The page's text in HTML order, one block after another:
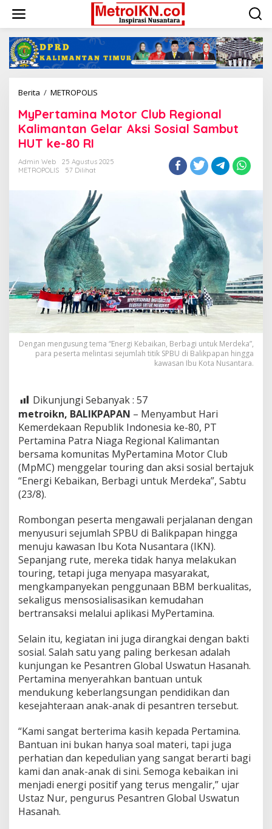
konten
Berita / METROPOLIS
Club
Regional
Kalimantan
Aksi
ke-
RI
MyPertamina Motor Club Regional
Kalimantan Gelar Aksi Sosial Sambut
HUT ke-80 RI
Admin Web
25 Agustus 2025
METROPOLIS
57 Dilihat
Dengan mengusung tema “Energi Kebaikan, Berbagi untuk Merdeka”,
para peserta melintasi sejumlah titik SPBU di Balikpapan hingga
kawasan Ibu Kota Nusantara.
Dikunjungi Sebanyak : 57
metroikn, BALIKPAPAN – Menyambut Hari
Kemerdekaan Republik Indonesia ke-80, PT
Pertamina Patra Niaga Regional Kalimantan
bersama komunitas MyPertamina Motor Club
(MpMC) menggelar touring dan aksi sosial bertajuk
“Energi Kebaikan, Berbagi untuk Merdeka”, Sabtu
(23/8).
Rombongan peserta mengawali perjalanan dengan
menyusuri sejumlah SPBU di Balikpapan hingga
menuju kawasan Ibu Kota Nusantara (IKN).
Sepanjang rute, mereka tidak hanya melakukan
touring, tetapi juga menyapa masyarakat,
mengkampanyekan penggunaan BBM berkualitas,
sekaligus mensosialisasikan kemudahan
bertransaksi melalui aplikasi MyPertamina.
Selain itu, kegiatan ini juga dirangkai dengan bakti
sosial. Salah satu yang paling berkesan adalah
kunjungan ke Pesantren Global Uswatun Hasanah.
Pertamina menyerahkan bantuan untuk
mendukung keberlangsungan pendidikan dan
kesejahteraan anak-anak di pesantren tersebut.
“Kami sangat berterima kasih kepada Pertamina.
Bantuan ini bukan hanya soal materi, tapi juga
perhatian dan kepedulian yang sangat berarti bagi
kami dan anak-anak di sini. Semoga kebaikan ini
menjadi energi positif yang terus mengalir,” ujar
Ustaz Nur, pengurus Pesantren Global Uswatun
Hasanah.